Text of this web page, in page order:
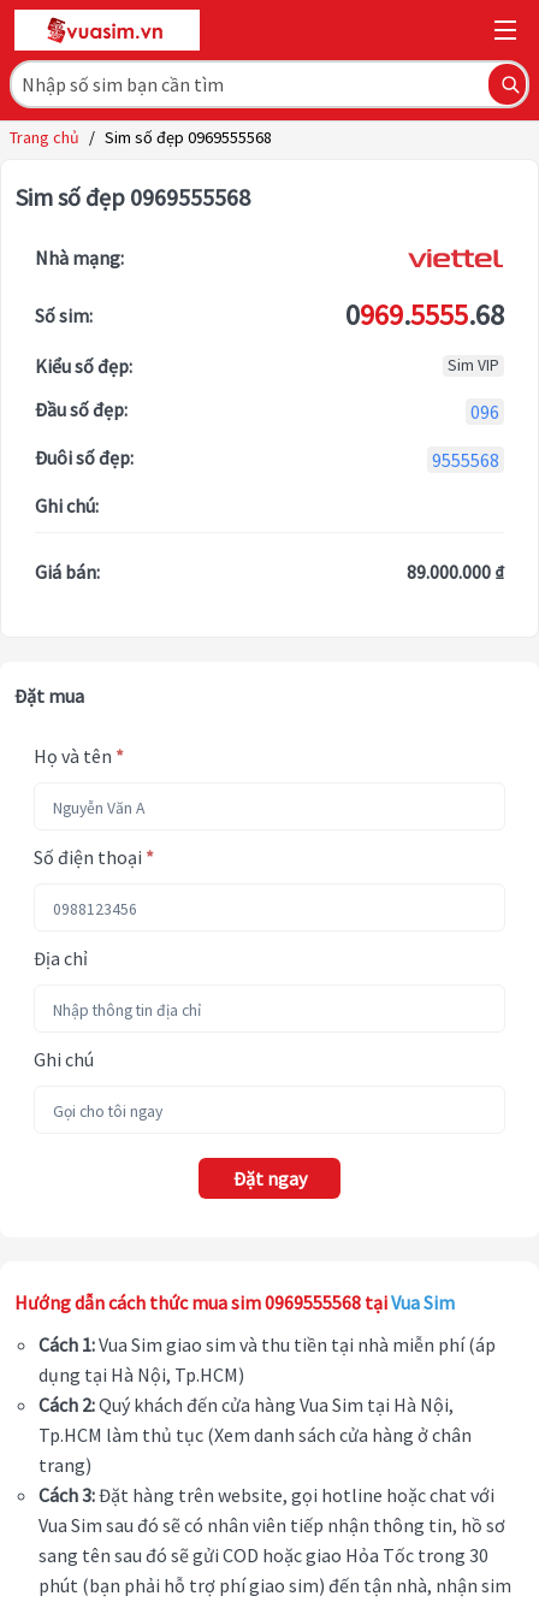
Trang chủ / Sim số đẹp 0969555568
Sim số đẹp 0969555568
Nhà mạng:
Số sim: 0969.5555.68
Kiểu số đẹp: Sim VIP
Đầu số đẹp:
096
Đuôi số đẹp:
9555568
Ghi chú:
Giá bán: 89.000.000 ₫
Đặt mua
Họ và tên *
Số điện thoại *
Địa chỉ
Ghi chú
Đặt ngay
Hướng dẫn cách thức mua sim 0969555568 tạiVua Sim
Cách 1:Vua Sim giao sim và thu tiền tại nhà miễn phí (áp
dụng tại Hà Nội, Tp.HCM)
Cách 2:Quý khách đến cửa hàng Vua Sim tại Hà Nội,
Tp.HCM làm thủ tục (Xem danh sách cửa hàng ở chân
trang)
Cách 3:Đặt hàng trên website, gọi hotline hoặc chat với
Vua Sim sau đó sẽ có nhân viên tiếp nhận thông tin, hồ sơ
sang tên sau đó sẽ gửi COD hoặc giao Hỏa Tốc trong 30
phút (bạn phải hỗ trợ phí giao sim) đến tận nhà, nhận sim